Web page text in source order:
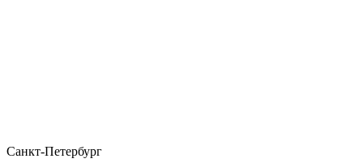
Санкт-Петербург